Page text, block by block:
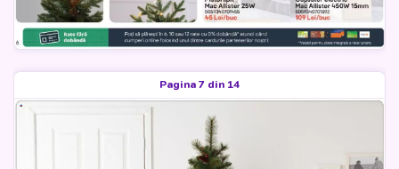
Pagina 7 din 14